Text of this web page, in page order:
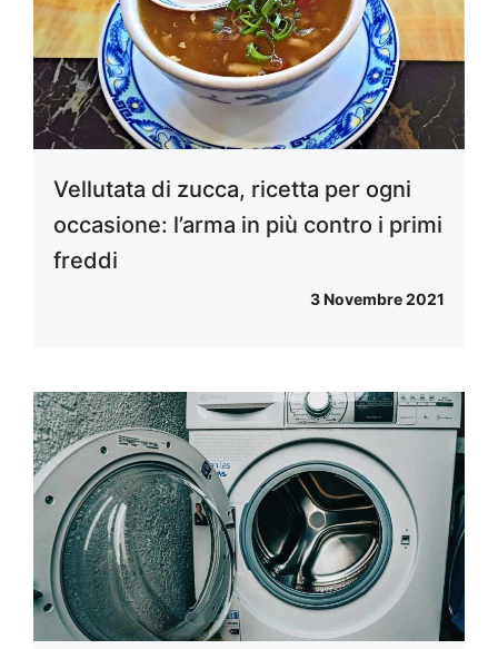
Vellutata di zucca, ricetta per ogni
occasione: l’arma in più contro i primi
freddi
3 Novembre 2021